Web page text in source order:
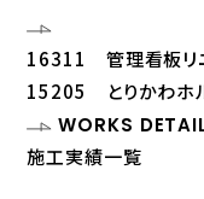
16311 管理看板リ
15205 とりかわホ
WORKS
施工実績一覧